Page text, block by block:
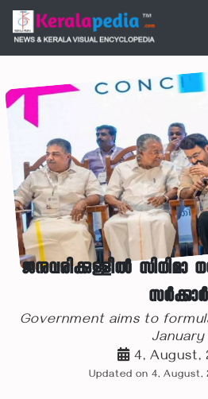
ജനുവരിക്കുള്ളിൽ സിനിമാ
സർക്കാർ
Government aims to
January
4, August,
Updated on 4, August,